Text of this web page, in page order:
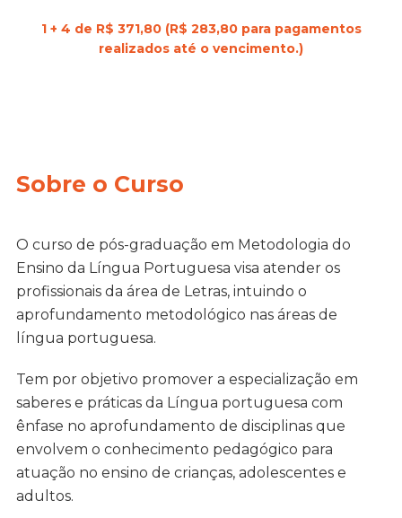
1 + 4 de R$ 371,80 (R$ 283,80 para pagamentos
realizados até o vencimento.)
Sobre o Curso
O curso de pós-graduação em Metodologia do
Ensino da Língua Portuguesa visa atender os
profissionais da área de Letras, intuindo o
aprofundamento metodológico nas áreas de
língua portuguesa.
Tem por objetivo promover a especialização em
saberes e práticas da Língua portuguesa com
ênfase no aprofundamento de disciplinas que
envolvem o conhecimento pedagógico para
atuação no ensino de crianças, adolescentes e
adultos.